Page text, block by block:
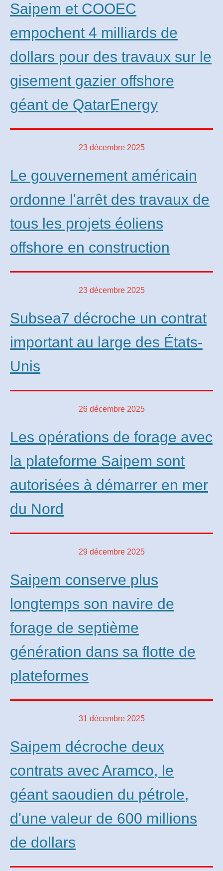
Saipem et COOEC
empochent 4 milliards de
dollars pour des travaux sur le
gisement gazier offshore
géant de QatarEnergy
23 décembre 2025
Le gouvernement américain
ordonne l'arrêt des travaux de
tous les projets éoliens
offshore en construction
23 décembre 2025
Subsea7 décroche un contrat
important au large des États-
Unis
26 décembre 2025
Les opérations de forage avec
la plateforme Saipem sont
autorisées à démarrer en mer
du Nord
29 décembre 2025
Saipem conserve plus
longtemps son navire de
forage de septième
génération dans sa flotte de
plateformes
31 décembre 2025
Saipem décroche deux
contrats avec Aramco, le
géant saoudien du pétrole,
d'une valeur de 600 millions
de dollars